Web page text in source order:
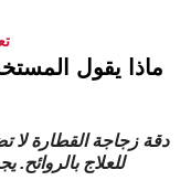
ماذا يقول
دقة زجاجة القطارة لا
للعلاج